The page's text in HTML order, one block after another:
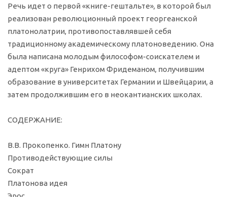
Речь идет о первой «книге-гештальте», в которой был
реализован революционный проект георгеанской
платонолатрии, противопоставлявшей себя
традиционному академическому платоноведению. Она
была написана молодым философом-соискателем и
адептом «круга» Генрихом Фридеманом, получившим
образование в университетах Германии и Швейцарии, а
затем продолжившим его в неокантианских школах.
СОДЕРЖАНИЕ:
В.В. Прокопенко. Гимн Платону
Противодействующие силы
Сократ
Платонова идея